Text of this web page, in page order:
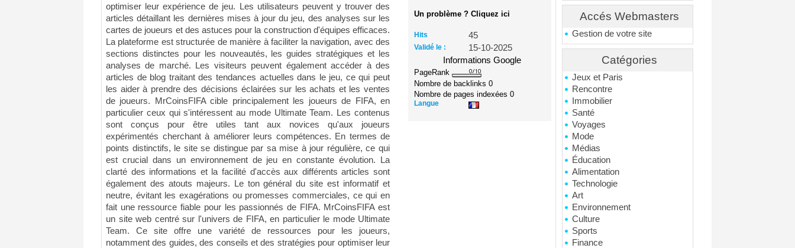
Accés Webmasters
Gestion de votre site
Catégories
Jeux et Paris
Rencontre
Immobilier
Santé
Voyages
Mode
Médias
Éducation
Alimentation
Technologie
Art
Environnement
Culture
Sports
Finance
optimiser leur expérience de jeu. Les utilisateurs peuvent y trouver des
articles détaillant les dernières mises à jour du jeu, des analyses sur les
cartes de joueurs et des astuces pour la construction d'équipes efficaces.
La plateforme est structurée de manière à faciliter la navigation, avec des
sections distinctes pour les nouveautés, les guides stratégiques et les
analyses de marché. Les visiteurs peuvent également accéder à des
articles de blog traitant des tendances actuelles dans le jeu, ce qui peut
les aider à prendre des décisions éclairées sur les achats et les ventes
de joueurs. MrCoinsFIFA cible principalement les joueurs de FIFA, en
particulier ceux qui s'intéressent au mode Ultimate Team. Les contenus
sont conçus pour être utiles tant aux novices qu'aux joueurs
expérimentés cherchant à améliorer leurs compétences. En termes de
points distinctifs, le site se distingue par sa mise à jour régulière, ce qui
est crucial dans un environnement de jeu en constante évolution. La
clarté des informations et la facilité d'accès aux différents articles sont
également des atouts majeurs. Le ton général du site est informatif et
neutre, évitant les exagérations ou promesses commerciales, ce qui en
fait une ressource fiable pour les passionnés de FIFA. MrCoinsFIFA est
un site web centré sur l'univers de FIFA, en particulier le mode Ultimate
Team. Ce site offre une variété de ressources pour les joueurs,
notamment des guides, des conseils et des stratégies pour optimiser leur
Un problème ? Cliquez ici
Hits 45
Validé le :
15-10-2025
Informations Google
PageRank
Nombre de backlinks0
Nombre de pages indexées0
Langue